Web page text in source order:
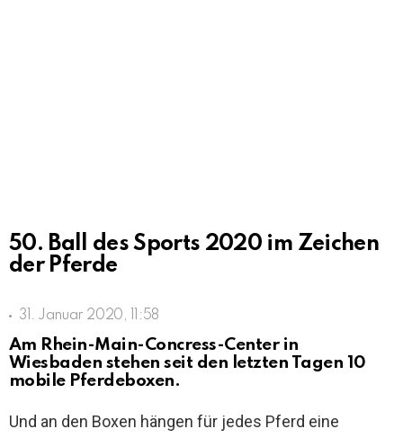
50. Ball des Sports 2020 im Zeichen
der Pferde
31. Januar 2020, 11:58
Am Rhein-Main-Concress-Center in
Wiesbaden stehen seit den letzten Tagen 10
mobile Pferdeboxen.
Und an den Boxen hängen für jedes Pferd eine